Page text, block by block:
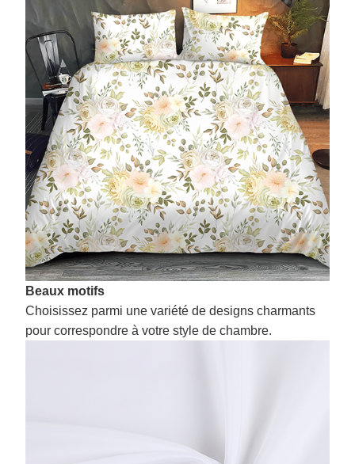
Beaux motifs
Choisissez parmi une variété de designs charmants
pour correspondre à votre style de chambre.